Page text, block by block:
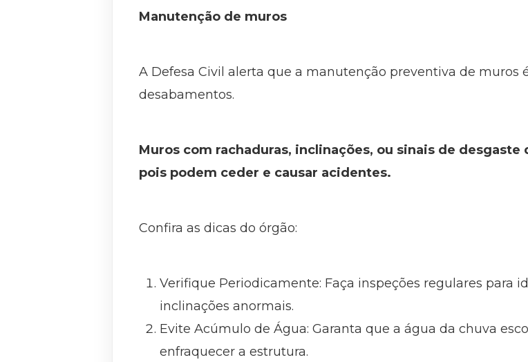
Manutenção de muros
A Defesa Civil alerta que a manutenção preventiva de muros
desabamentos.
Muros com rachaduras, inclinações, ou sinais de
pois podem ceder e causar acidentes.
Confira as dicas do órgão:
Verifique Periodicamente: Faça inspeções regulares para
inclinações anormais.
Evite Acúmulo de Água: Garanta que a água da chuva
enfraquecer a estrutura.